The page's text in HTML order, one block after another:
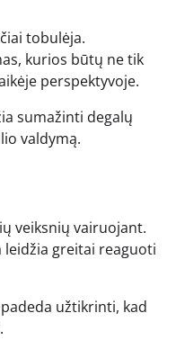
tobulėja.
kurios būtų ne tik
perspektyvoje.
sumažinti degalų
valdymą.
veiksnių vairuojant.
leidžia greitai reaguoti
užtikrinti, kad